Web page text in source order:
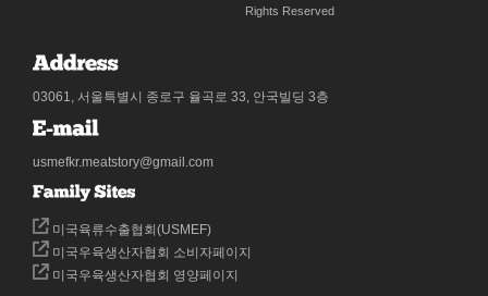
Rights Reserved
03061, 서울특별시 종로구 율곡로 33, 안국빌딩 3층
usmefkr.meatstory@gmail.com
미국육류수출협회(USMEF)
미국우육생산자협회 소비자페이지
미국우육생산자협회 영양페이지